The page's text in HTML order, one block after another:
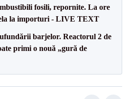
fosili, repornite. La ore
la importuri - LIVE TEXT
barjelor. Reactorul 2 de
primi o nouă „gură de